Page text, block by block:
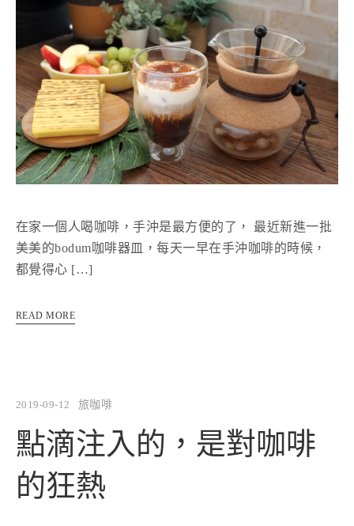
在家一個人喝咖啡，手沖是最方便的了， 最近新進一批
美美的bodum咖啡器皿，每天一早在手沖咖啡的時候，
都覺得心 […]
READ MORE
2019-09-12 旅咖啡
點滴注入的，是對咖啡
的狂熱